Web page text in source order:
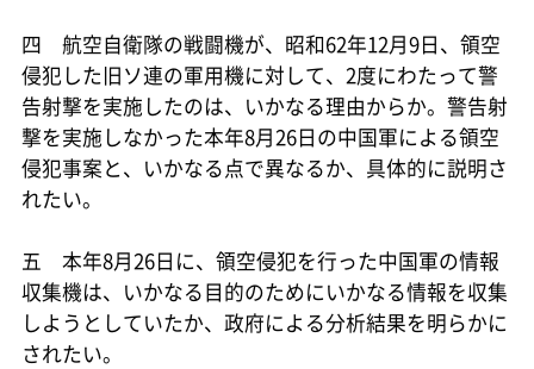
四 航空自衛隊の戦闘機が、昭和62年12月9日、領空
侵犯した旧ソ連の軍用機に対して、2度にわたって警
告射撃を実施したのは、いかなる理由からか。警告射
撃を実施しなかった本年8月26日の中国軍による領空
侵犯事案と、いかなる点で異なるか、具体的に説明さ
れたい。
五 本年8月26日に、領空侵犯を行った中国軍の情報
収集機は、いかなる目的のためにいかなる情報を収集
しようとしていたか、政府による分析結果を明らかに
されたい。